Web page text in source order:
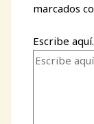
marcados
Escribe